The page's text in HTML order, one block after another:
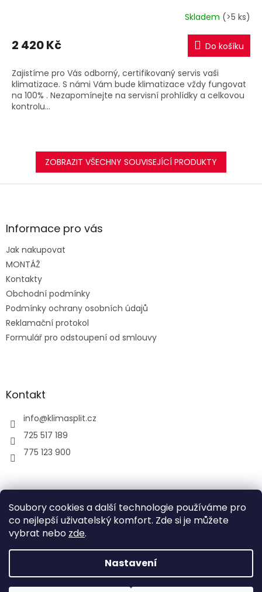
Soubory cookies a další technologie používáme pro
co nejlepší uživatelský komfort. Zde si je můžete
vybrat nebo zde.
Nastavení
R
M
A
Skladem (>5 ks)
2 420 Kč Do košíku
Zajistíme pro Vás odborný, certifikovaný servis vaši
klimatizace. S námi Vám bude klimatizace vždy fungovat
na 100% . Nezapomínejte na servisní prohlídky a celkovou
kontrolu...
ZOBRAZIT VŠECHNY SOUVISEJÍCÍ PRODUKTY
Z
aInformace pro vás
Jak nakupovat
MONTÁŽ
Kontakty
Obchodní podmínky
Podmínky ochrany osobních údajů
Reklamační protokol
Formulář pro odstoupení od smlouvy
Kontakt
info@klimasplit.cz
725 517 189
775 123 900
air-cool